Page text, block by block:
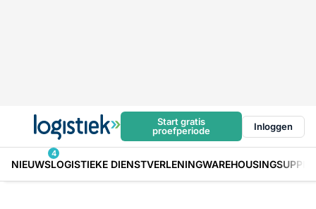
Start gratis
proefperiode
Inloggen
NIEUWS
4
LOGISTIEKE DIENSTVERLENINGWAREHOUSING